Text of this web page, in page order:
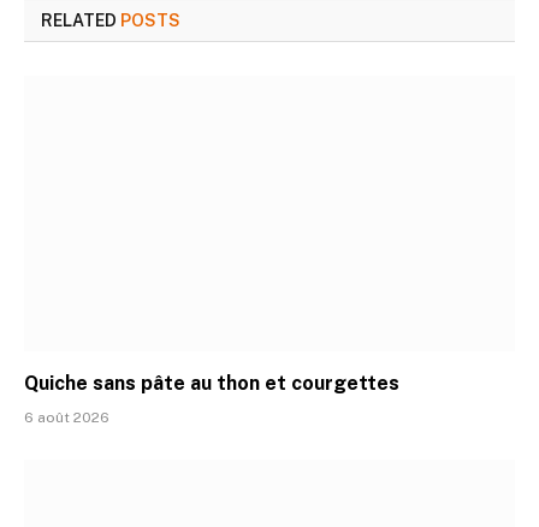
RELATED POSTS
Quiche sans pâte au thon et courgettes
6 août 2026